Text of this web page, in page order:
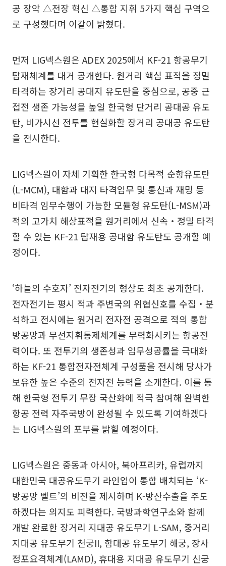
공 장악 △전장 혁신 △통합 지휘 5가지 핵심 구역으
로 구성했다며 이같이 밝혔다.
먼저 LIG넥스원은 ADEX 2025에서 KF-21 항공무기
탑재체계를 대거 공개한다. 원거리 핵심 표적을 정밀
타격하는 장거리 공대지 유도탄을 중심으로, 공중 근
접전 생존 가능성을 높일 한국형 단거리 공대공 유도
탄, 비가시선 전투를 현실화할 장거리 공대공 유도탄
을 전시한다.
LIG넥스원이 자체 기획한 한국형 다목적 순항유도탄
(L-MCM), 대함과 대지 타격임무 및 통신과 재밍 등
비타격 임무수행이 가능한 모듈형 유도탄(L-MSM)과
적의 고가치 해상표적을 원거리에서 신속‧정밀 타격
할 수 있는 KF-21 탑재용 공대함 유도탄도 공개할 예
정이다.
‘하늘의 수호자’ 전자전기의 형상도 최초 공개한다.
전자전기는 평시 적과 주변국의 위협신호를 수집‧분
석하고 전시에는 원거리 전자전 공격으로 적의 통합
방공망과 무선지휘통제체계를 무력화시키는 항공전
력이다. 또 전투기의 생존성과 임무성공률을 극대화
하는 KF-21 통합전자전체계 구성품을 전시해 당사가
보유한 높은 수준의 전자전 능력을 소개한다. 이를 통
해 한국형 전투기 무장 국산화에 적극 참여해 완벽한
항공 전력 자주국방이 완성될 수 있도록 기여하겠다
는 LIG넥스원의 포부를 밝힐 예정이다.
LIG넥스원은 중동과 아시아, 북아프리카, 유럽까지
대한민국 대공유도무기 라인업이 통합 배치되는 ‘K-
방공망 벨트’의 비전을 제시하며 K-방산수출을 주도
하겠다는 의지도 피력한다. 국방과학연구소와 함께
개발 완료한 장거리 지대공 유도무기 L-SAM, 중거리
지대공 유도무기 천궁II, 함대공 유도무기 해궁, 장사
정포요격체계(LAMD), 휴대용 지대공 유도무기 신궁